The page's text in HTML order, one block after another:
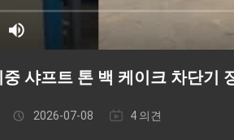
샤프트 톤 백 케이크 차단기
2026-07-08 4 의견